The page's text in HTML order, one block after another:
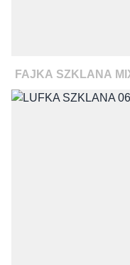
FAJKA SZKLANA